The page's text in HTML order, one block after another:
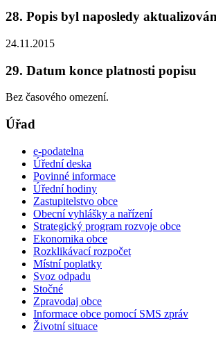
28. Popis byl naposledy
24.11.2015
29. Datum konce platnosti popisu
Bez časového omezení.
Úřad
e-podatelna
Úřední deska
Povinné informace
Úřední hodiny
Zastupitelstvo obce
Obecní vyhlášky a nařízení
Strategický program rozvoje obce
Ekonomika obce
Rozklikávací rozpočet
Místní poplatky
Svoz odpadu
Stočné
Zpravodaj obce
Informace obce pomocí SMS zpráv
Životní situace